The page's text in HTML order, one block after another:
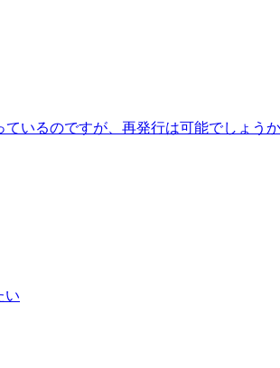
いるのですが、再発行は可能でしょうか
い